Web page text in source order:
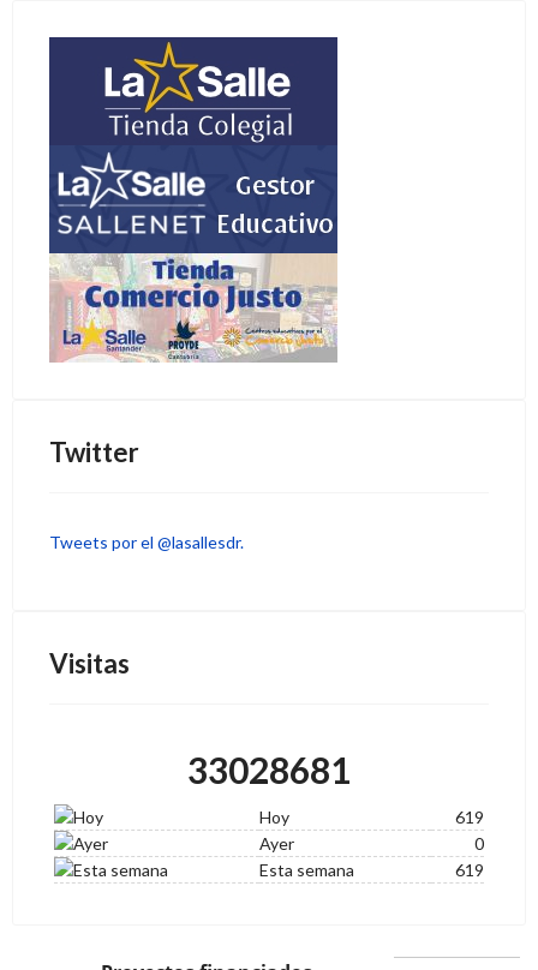
Twitter
Tweets por el @lasallesdr.
Visitas
33028681
Hoy
619
Ayer
0
Esta semana
619